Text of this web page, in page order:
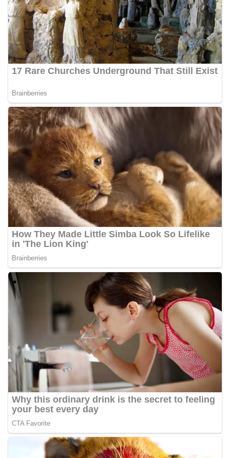
awal terkait situasi sosial, potensi kerawanan,
maupun hal-hal yang dapat mengganggu
kondusivitas wilayah, khususnya menjelang
perayaan HUT Kemerdekaan RI yang biasanya
diwarnai dengan berbagai kegiatan dan
keramaian warga.‎‎Dengan adanya deteksi dini ini,
diharapkan potensi gangguan keamanan dapat
Kelurahan Sunggal tetap terjaga aman, tertib,
dan kondusif hingga puncak perayaan HUT
Kemerdekaan RI berlangsung.‎‎Wujud Kedekatan
Polri dengan Masyarakat‎Kegiatan sambang Door
to Door System ini merupakan salah satu bentuk
implementasi program Polri Presisi yang
mengedepankan kehadiran dan kedekatan
personel Kepolisian dengan masyarakat. Melalui
kegiatan semacam ini, Bhabinkamtibmas tidak
hanya berperan sebagai penyampai informasi
dan imbauan, tetapi juga sebagai mitra
masyarakat dalam menjaga keamanan lingkungan
secara bersama-sama.‎‎Kehadiran
Bhabinkamtibmas di tengah-tengah warga
diharapkan dapat semakin mempererat
hubungan kemitraan antara Polri dan
masyarakat, sekaligus membangun kesadaran
kolektif warga akan pentingnya menjaga
keamanan, ketertiban, dan kekompakan
lingkungan, khususnya dalam menyambut
momentum bersejarah HUT Kemerdekaan
Republik Indonesia.‎Kegiatan sambang ini
rencananya akan terus dilaksanakan secara rutin
oleh Bhabinkamtibmas di wilayah Kelurahan
Sunggal sebagai bagian dari upaya menciptakan
situasi Kamtibmas yang aman dan kondusif,
sekaligus menumbuhkan semangat nasionalisme
warga dalam menyambut Hari Kemerdekaan RI.
Ini Alasan Plh Sekda Medan Sarankan Jhon Ester
Lase Segera Dievaluasi
Percepat Penanganan Infrastruktur Kota Medan,
Dinas SDABMBK Perkuat Sinergi dengan
Kecamatan
Ketua DPRD Medan Terima Silaturahmi Kapolres
Belawan, Bahas Narkoba, Kriminalitas hingga
Potensi Ekonomi